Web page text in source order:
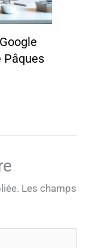
Pâques
Les champs